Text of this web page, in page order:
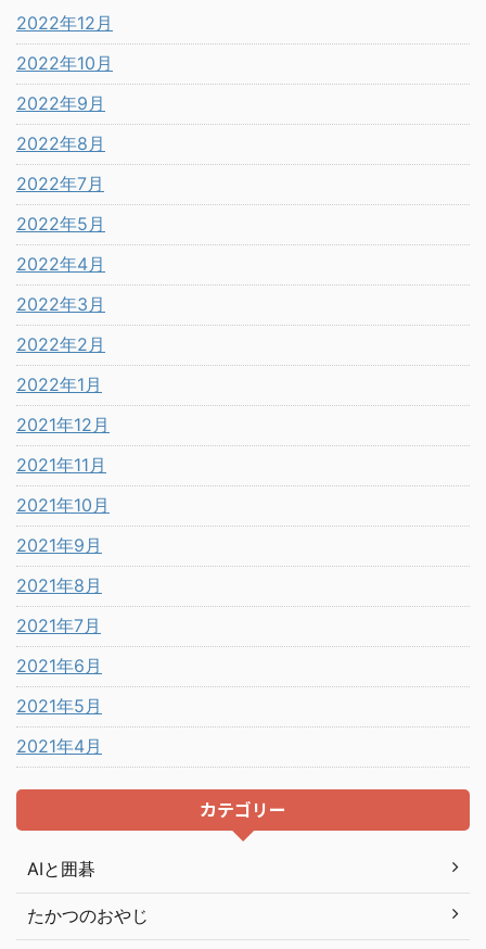
2022年12月
2022年10月
2022年9月
2022年8月
2022年7月
2022年5月
2022年4月
2022年3月
2022年2月
2022年1月
2021年12月
2021年11月
2021年10月
2021年9月
2021年8月
2021年7月
2021年6月
2021年5月
2021年4月
カテゴリー
AIと囲碁
たかつのおやじ